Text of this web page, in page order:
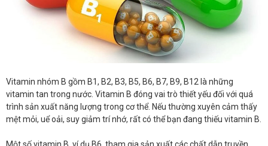
Vitamin nhóm B gồm B1, B2, B3, B5, B6, B7, B9, B12 là những
vitamin tan trong nước. Vitamin B đóng vai trò thiết yếu đối với quá
trình sản xuất năng lượng trong cơ thể. Nếu thường xuyên cảm thấy
mệt mỏi, uể oải, suy giảm trí nhớ, rất có thể bạn đang thiếu vitamin B.